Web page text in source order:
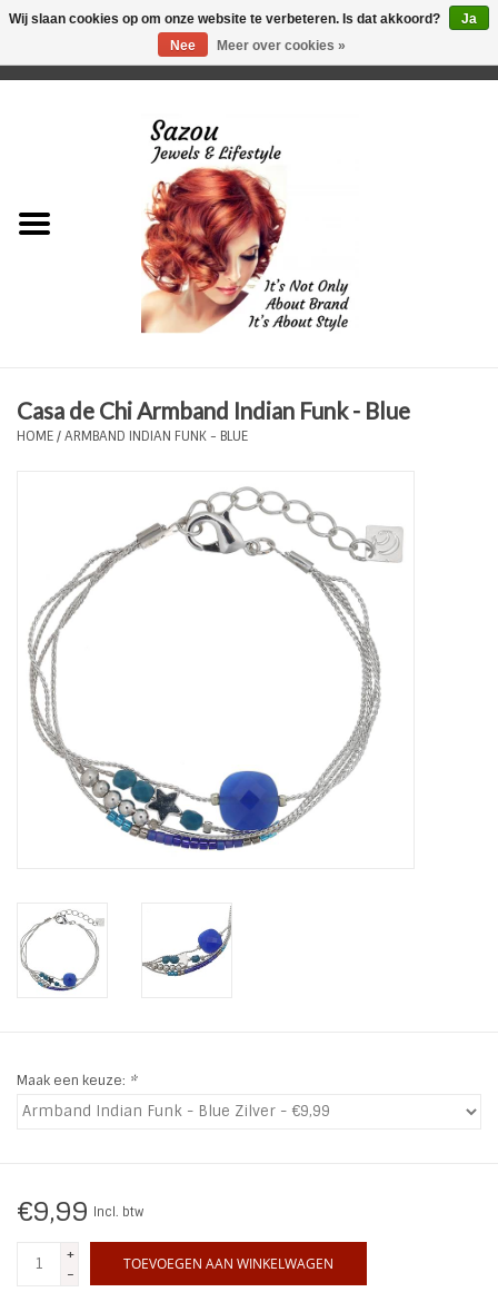
Just for Him
Plus Size Sieraden
Tassen en meer
Haaraccesoires
Zonnebrillen
Fashion
ON THE BEACH
Ohlala Jewels
LIFESTYLE PRODUCTEN
SALE
Casa de Chi Armband Indian Funk - Blue
HOME/ARMBAND INDIAN FUNK - BLUE
Maak een keuze: *
€9,99 Incl. btw
+
-
TOEVOEGEN AAN WINKELWAGEN
Wij slaan cookies op om onze website te verbeteren. Is dat akkoord?
Ja
Nee
Meer over cookies »